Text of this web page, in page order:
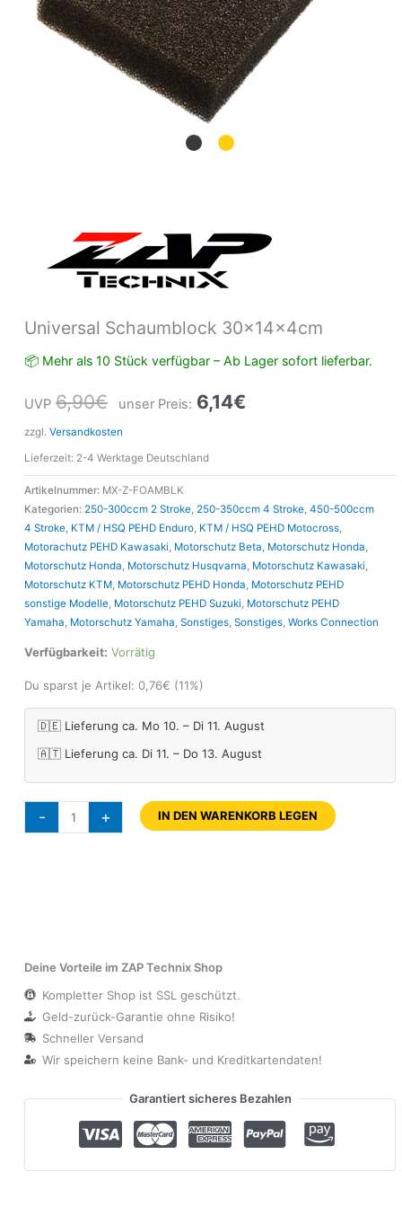
Universal Schaumblock 30x14x4cm
📦 Mehr als 10 Stück verfügbar – Ab Lager sofort lieferbar.
UVP 6,90€ unser Preis: 6,14€
zzgl. Versandkosten
Lieferzeit: 2-4 Werktage Deutschland
Artikelnummer: MX-Z-FOAMBLK
Kategorien: 250-300ccm 2 Stroke, 250-350ccm 4 Stroke, 450-500ccm
4 Stroke, KTM / HSQ PEHD Enduro, KTM / HSQ PEHD Motocross,
Motorachutz PEHD Kawasaki, Motorschutz Beta, Motorschutz Honda,
Motorschutz Honda, Motorschutz Husqvarna, Motorschutz Kawasaki,
Motorschutz KTM, Motorschutz PEHD Honda, Motorschutz PEHD
sonstige Modelle, Motorschutz PEHD Suzuki, Motorschutz PEHD
Yamaha, Motorschutz Yamaha, Sonstiges, Sonstiges, Works Connection
Verfügbarkeit: Vorrätig
Du sparst je Artikel: 0,76€ (11%)
🇩🇪 Lieferung ca. Mo 10. – Di 11. August
🇦🇹 Lieferung ca. Di 11. – Do 13. August
- + IN DEN WARENKORB LEGEN
Deine Vorteile im ZAP Technix Shop
Kompletter Shop ist SSL geschützt.
Geld-zurück-Garantie ohne Risiko!
Schneller Versand
Wir speichern keine Bank- und Kreditkartendaten!
Garantiert sicheres Bezahlen